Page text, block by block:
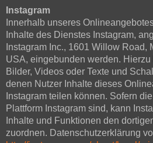
Instagram
Innerhalb unseres
Inhalte des Dienstes Instagram,
Instagram Inc., 1601 Willow Road,
USA, eingebunden werden.
Bilder, Videos oder Texte und
denen Nutzer Inhalte dieses
Instagram teilen können. Sofern
Plattform Instagram sind, kann
Inhalte und Funktionen den
zuordnen. Datenschutzerklärung